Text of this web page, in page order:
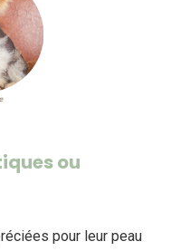
ou
pour leur peau